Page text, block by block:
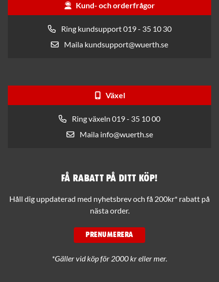
Kund- och orderfrågor
Ring kundsupport 019 - 35 10 30
Maila kundsupport@wuerth.se
Växel
Ring växeln 019 - 35 10 00
Maila info@wuerth.se
Få rabatt på ditt köp!
Håll dig uppdaterad med nyhetsbrev och få 200kr* rabatt på
nästa order.
PRENUMERERA
*Gäller vid köp för 2000 kr eller mer.